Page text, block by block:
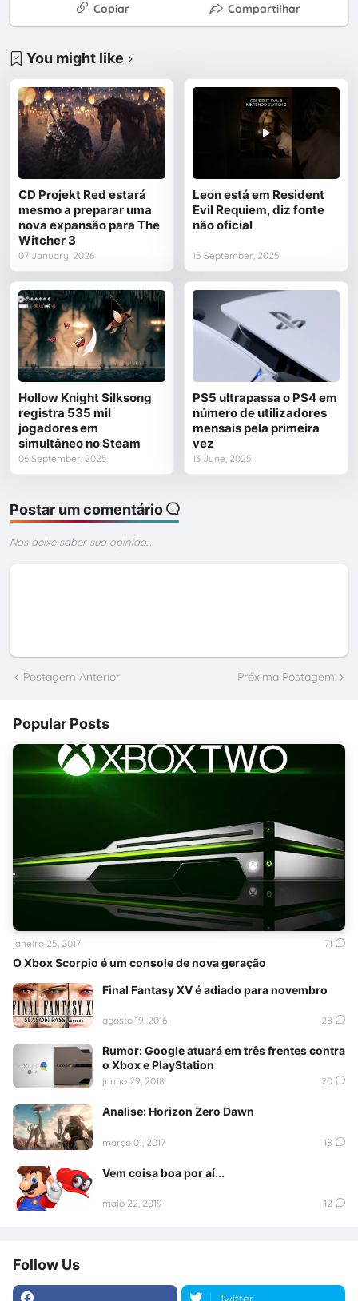
Copiar
Compartilhar
You might like
CD Projekt Red estará
mesmo a preparar uma
nova expansão para The
Witcher 3
07 January, 2026
Leon está em Resident
Evil Requiem, diz fonte
não oficial
15 September, 2025
Hollow Knight Silksong
registra 535 mil
jogadores em
simultâneo no Steam
06 September, 2025
PS5 ultrapassa o PS4 em
número de utilizadores
mensais pela primeira
vez
13 June, 2025
Postar um comentário
Nos deixe saber sua opinião...
Postagem Anterior Próxima Postagem
Popular Posts
O Xbox Scorpio é um console de nova geração
janeiro 25, 2017 71
Final Fantasy XV é adiado para novembro
agosto 19, 2016 28
Rumor: Google atuará em três frentes contra
o Xbox e PlayStation
junho 29, 2018 20
Analise: Horizon Zero Dawn
março 01, 2017 18
Vem coisa boa por aí...
maio 22, 2019 12
Follow Us